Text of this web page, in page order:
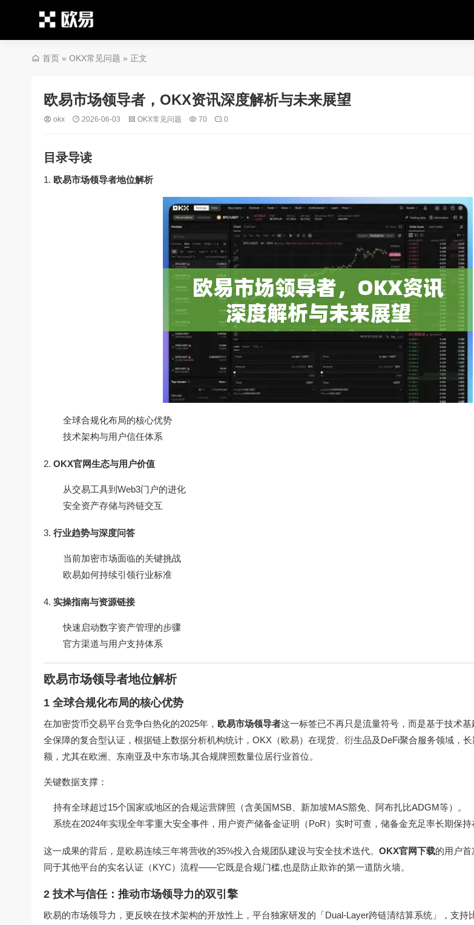
首页 » OKX常见问题 » 正文
欧易市场领导者，OKX资讯深度解析与未来展望
okx 2026-06-03 OKX常见问题 70 0
目录导读
欧易市场领导者地位解析
全球合规化布局的核心优势
技术架构与用户信任体系
OKX官网生态与用户价值
从交易工具到Web3门户的进化
安全资产存储与跨链交互
行业趋势与深度问答
当前加密市场面临的关键挑战
欧易如何持续引领行业标准
实操指南与资源链接
快速启动数字资产管理的步骤
官方渠道与用户支持体系
欧易市场领导者地位解析
1 全球合规化布局的核心优势
在加密货币交易平台竞争白热化的2025年， 欧易市场领导者这一标签已不再只是流量符号，而是基于技术
全保障的复合型认证，根据链上数据分析机构统计，OKX（欧易）在现货、衍生品及DeFi聚合服务领域，
额，尤其在欧洲、东南亚及中东市场,其合规牌照数量位居行业首位。
关键数据支撑：
持有全球超过15个国家或地区的合规运营牌照（含美国MSB、新加坡MAS豁免、阿布扎比ADGM等）。
系统在2024年实现全年零重大安全事件，用户资产储备金证明（PoR）实时可查，储备金充足率长期保持
这一成果的背后，是欧易连续三年将营收的35%投入合规团队建设与安全技术迭代。 OKX官网下载的用户
同于其他平台的实名认证（KYC）流程——它既是合规门槛,也是防止欺诈的第一道防火墙。
2 技术与信任：推动市场领导力的双引擎
欧易的市场领导力，更反映在技术架构的开放性上，平台独家研发的「Dual-Layer跨链清结算系统」，支持